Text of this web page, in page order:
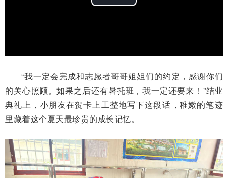
Play
“我一定会完成和志愿者哥哥姐姐们的约定，感谢你们
的关心照顾。如果之后还有暑托班，我一定还要来！”结业
典礼上，小朋友在贺卡上工整地写下这段话，稚嫩的笔迹
里藏着这个夏天最珍贵的成长记忆。